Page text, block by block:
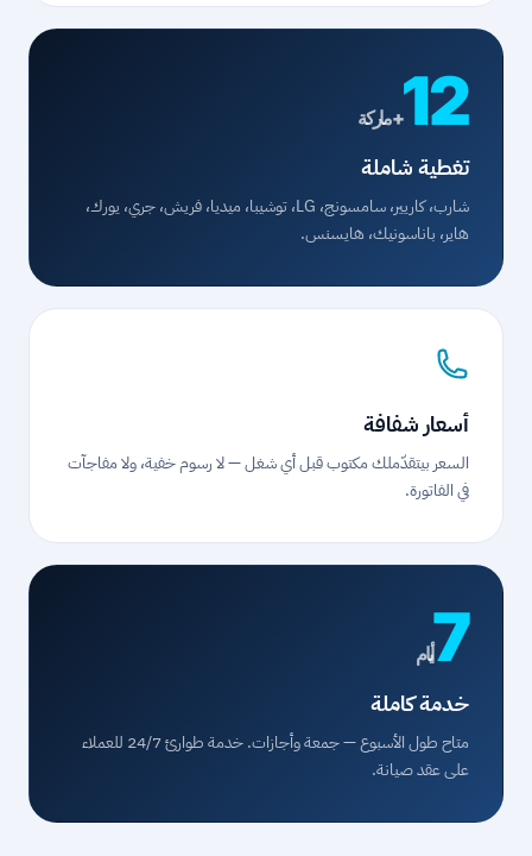
12+ ماركة
تغطية شاملة
شارب، كاريير، سامسونج، LG، توشيبا، ميديا، فريش، جري، يورك،
هاير، باناسونيك، هايسنس.
أسعار شفافة
السعر بيتقدّملك مكتوب قبل أي شغل — لا رسوم خفية، ولا مفاجآت
في الفاتورة.
7أيام
خدمة كاملة
متاح طول الأسبوع — جمعة وأجازات. خدمة طوارئ 24/7 للعملاء
على عقد صيانة.